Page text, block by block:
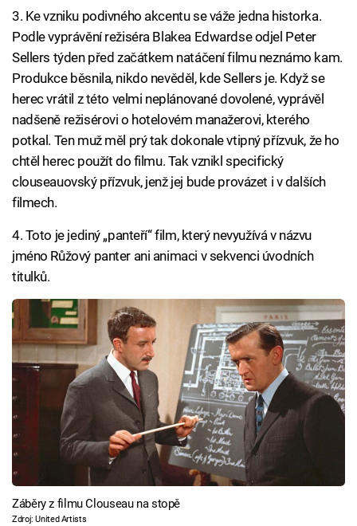
3. Ke vzniku podivného akcentu se váže jedna historka.
Podle vyprávění režiséra Blakea Edwardse odjel Peter
Sellers týden před začátkem natáčení filmu neznámo kam.
Produkce běsnila, nikdo nevěděl, kde Sellers je. Když se
herec vrátil z této velmi neplánované dovolené, vyprávěl
nadšeně režisérovi o hotelovém manažerovi, kterého
potkal. Ten muž měl prý tak dokonale vtipný přízvuk, že ho
chtěl herec použít do filmu. Tak vznikl specifický
clouseauovský přízvuk, jenž jej bude provázet i v dalších
filmech.
4. Toto je jediný „panteří“ film, který nevyužívá v názvu
jméno Růžový panter ani animaci v sekvenci úvodních
titulků.
Záběry z filmu Clouseau na stopě
Zdroj: United Artists